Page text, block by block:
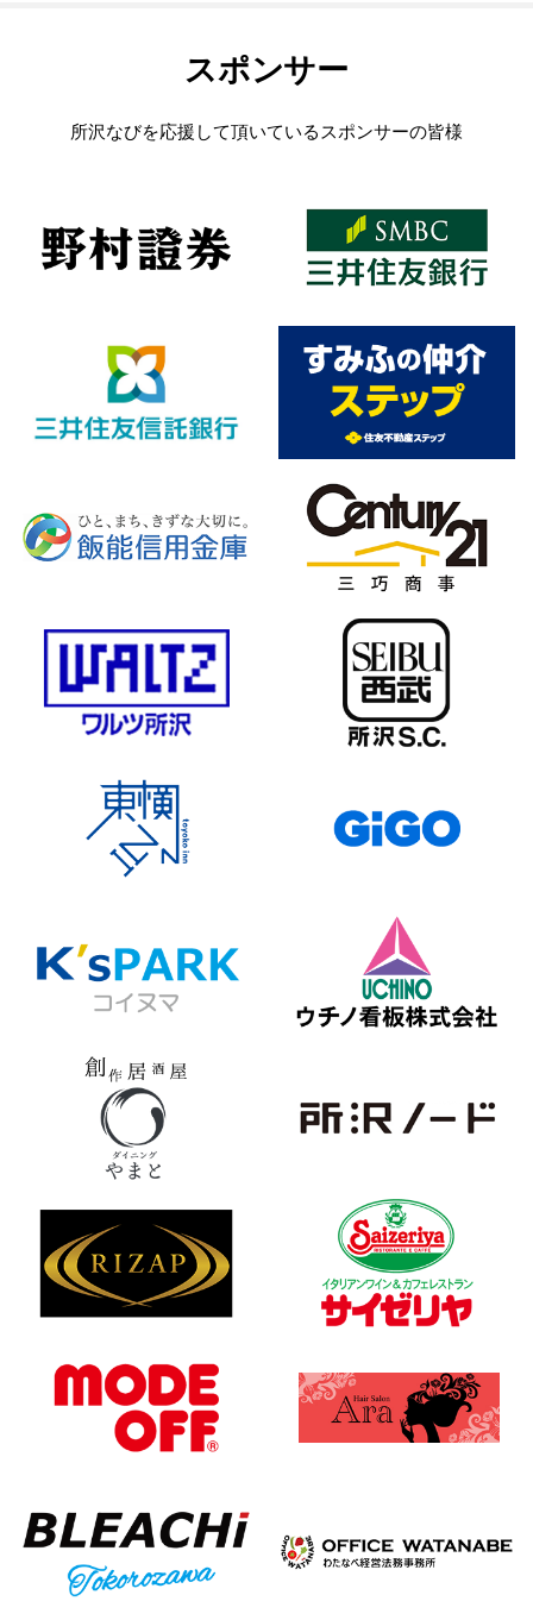
スポンサー
所沢なびを応援して頂いているスポンサーの皆様